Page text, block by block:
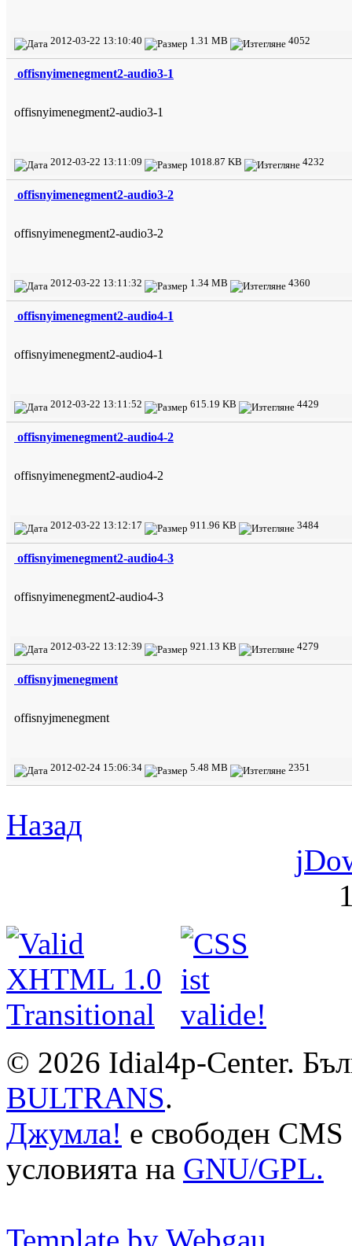
2012-03-22 13:10:40 1.31 MB 4052
offisnyimenegment2-audio3-1
offisnyimenegment2-audio3-1
2012-03-22 13:11:09 1018.87 KB 4232
offisnyimenegment2-audio3-2
offisnyimenegment2-audio3-2
2012-03-22 13:11:32 1.34 MB 4360
offisnyimenegment2-audio4-1
offisnyimenegment2-audio4-1
2012-03-22 13:11:52 615.19 KB 4429
offisnyimenegment2-audio4-2
offisnyimenegment2-audio4-2
2012-03-22 13:12:17 911.96 KB 3484
offisnyimenegment2-audio4-3
offisnyimenegment2-audio4-3
2012-03-22 13:12:39 921.13 KB 4279
offisnyjmenegment
offisnyjmenegment
2012-02-24 15:06:34 5.48 MB 2351
Назад
© 2026 Idial4p-Center.
BULTRANS.
Джумла! е свободен
условията на GNU/GPL.